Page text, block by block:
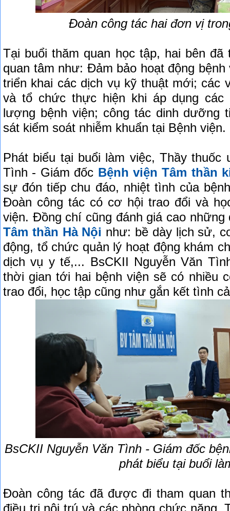
Đoàn công tác hai đơn vị
Tại buổi thăm quan học tập, hai bên đã
quan tâm như: Đảm bảo hoạt động
triển khai các dịch vụ kỹ thuật mới; các
và tổ chức thực hiện khi áp dụng các
lượng bệnh viện; công tác dinh dưỡng
sát kiểm soát nhiễm khuẩn tại Bệnh viện.
Phát biểu tại buổi làm việc, Thầy thuốc
Tình - Giám đốc Bệnh viện Tâm thần
sự đón tiếp chu đáo, nhiệt tình của
Đoàn công tác có cơ hội trao đổi và
viện. Đồng chí cũng đánh giá cao
Tâm thần Hà Nội như: bề dày lịch sử,
động, tổ chức quản lý hoạt động khám
dịch vụ y tế,... BsCKII Nguyễn Văn
thời gian tới hai bệnh viện sẽ có nhiều
trao đổi, học tập cũng như gắn kết tình
BsCKII Nguyễn Văn Tình - Giám đốc
phát biểu tại buổi
Đoàn công tác đã được đi tham quan